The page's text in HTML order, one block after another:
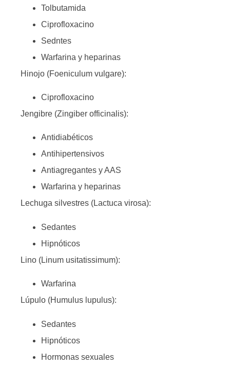
Tolbutamida
Ciprofloxacino
Sedntes
Warfarina y heparinas
Hinojo (Foeniculum vulgare):
Ciprofloxacino
Jengibre (Zingiber officinalis):
Antidiabéticos
Antihipertensivos
Antiagregantes y AAS
Warfarina y heparinas
Lechuga silvestres (Lactuca virosa):
Sedantes
Hipnóticos
Lino (Linum usitatissimum):
Warfarina
Lúpulo (Humulus lupulus):
Sedantes
Hipnóticos
Hormonas sexuales